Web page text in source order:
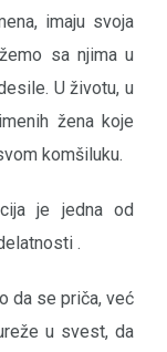
imaju svoja
sa njima u
U životu, u
žena koje
komšiluku.
je jedna od
.
da se priča, već
u svest, da